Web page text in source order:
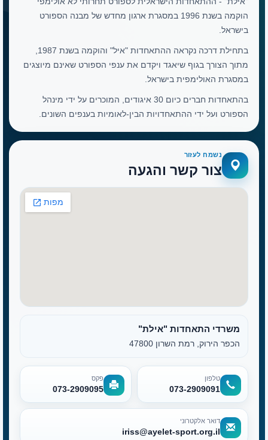
הוקמה בשנת 1996 במסגרת ארגון מחדש של מבנה הספורט
בישראל.
מתוך הצורך בגוף שיאגד ויקדם את ענפי הספורט שאינם מיוצגים
במסגרת האולימפית בישראל.
בהתאחדות חברים כיום 30 איגודים, המוכרים על ידי מינהל
הספורט ועל ידי ההתאחדויות הבין-לאומיות בענפים השונים.
נשמח לעזור
צור קשר והגעה
משרדי התאחדות "אילת"
הכפר הירוק, רמת השרון 47800
טלפון
073-2909091
פקס
073-2909095
דואר אלקטרוני
iriss@ayelet-sport.org.il